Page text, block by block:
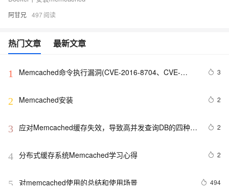
阿甘兄 497
热门文章 最新文章
1
Memcached命令执行漏洞(CVE-2016-8704、CVE-
Memcache影响分析
3
2 Memcached安装 2
3
应对Memcached缓存失效，导致高并发查询DB的四种思
2
4 分布式缓存系统Memcached学习心得 2
5 对memcached使用的总结和使用场景 494